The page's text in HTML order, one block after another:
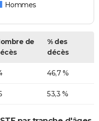
Hommes
de
% des
décès
46,7 %
53,3 %